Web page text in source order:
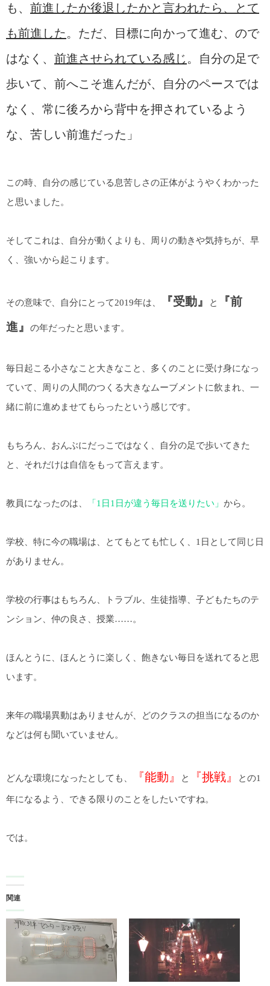
も、 前進したか後退したかと言われたら、とて
も前進した。ただ、目標に向かって進む、ので
はなく、 前進させられている感じ 。自分の足で
歩いて、前へこそ進んだが、自分のペースでは
なく、常に後ろから背中を押されているよう
な、苦しい前進だった」
この時、自分の感じている息苦しさの正体がようやくわかった
と思いました。
そしてこれは、自分が動くよりも、周りの動きや気持ちが、早
く、強いから起こります。
その意味で、自分にとって2019年は、 『受動』 と
『前
進』
の年だったと思います。
毎日起こる小さなこと大きなこと、多くのことに受け身になっ
ていて、周りの人間のつくる大きなムーブメントに飲まれ、一
緒に前に進めませてもらったという感じです。
もちろん、おんぶにだっこではなく、自分の足で歩いてきた
と、それだけは自信をもって言えます。
教員になったのは、 「1日1日が違う毎日を送りたい」 から。
学校、特に今の職場は、とてもとても忙しく、1日として同じ日
がありません。
学校の行事はもちろん、トラブル、生徒指導、子どもたちのテ
ンション、仲の良さ、授業……。
ほんとうに、ほんとうに楽しく、飽きない毎日を送れてると思
います。
来年の職場異動はありませんが、どのクラスの担当になるのか
などは何も聞いていません。
どんな環境になったとしても、 『能動』 と 『挑戦』 との1
年になるよう、できる限りのことをしたいですね。
では。
関連